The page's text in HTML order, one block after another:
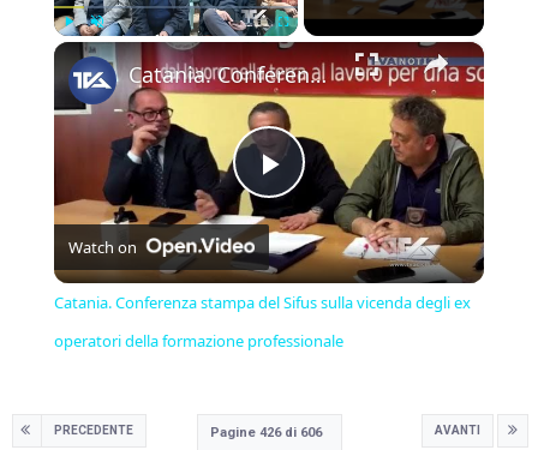
Unmute Fullscreen ×
Play
Video
Catania. Conferenza stampa del Sifus sulla vicenda degli ex operatori della formazione professionale
Watch on
Catania. Conferenza stampa del Sifus sulla vicenda degli ex
operatori della formazione professionale
PRECEDENTE AVANTI
Pagine 426 di 606